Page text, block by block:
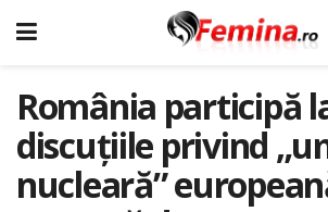
România participă
discuțiile privind
nucleară”